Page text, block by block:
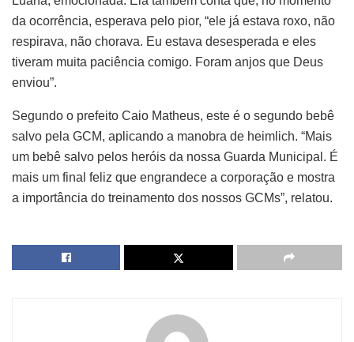
da ocorrência, esperava pelo pior, “ele já estava roxo, não
respirava, não chorava. Eu estava desesperada e eles
tiveram muita paciência comigo. Foram anjos que Deus
enviou”.
Segundo o prefeito Caio Matheus, este é o segundo bebê
salvo pela GCM, aplicando a manobra de heimlich. “Mais
um bebê salvo pelos heróis da nossa Guarda Municipal. É
mais um final feliz que engrandece a corporação e mostra
a importância do treinamento dos nossos GCMs”, relatou.